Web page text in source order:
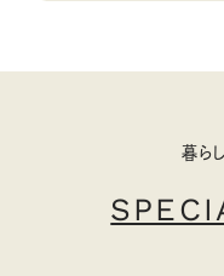
暮ら